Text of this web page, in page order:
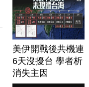
美伊開戰後共機連
6天沒擾台 學者析
消失主因